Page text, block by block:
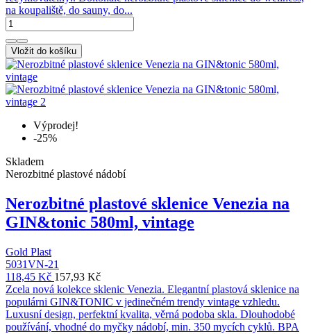
na koupaliště, do sauny, do...
Vložit do košíku
Výprodej!
-25%
Skladem
Nerozbitné plastové nádobí
Nerozbitné plastové sklenice Venezia na
GIN&tonic 580ml, vintage
Gold Plast
5031VN-21
118,45 Kč 157,93 Kč
Zcela nová kolekce sklenic Venezia. Elegantní plastová sklenice na
populárni GIN&TONIC v jedinečném trendy vintage vzhledu.
Luxusní design, perfektní kvalita, věrná podoba skla. Dlouhodobé
používání, vhodné do myčky nádobí, min. 350 mycích cyklů. BPA